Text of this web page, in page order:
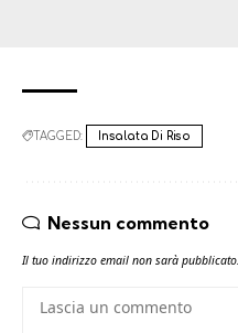
TAGGED: Insalata Di Riso
Nessun commento
Il tuo indirizzo email non sarà pubblicato.